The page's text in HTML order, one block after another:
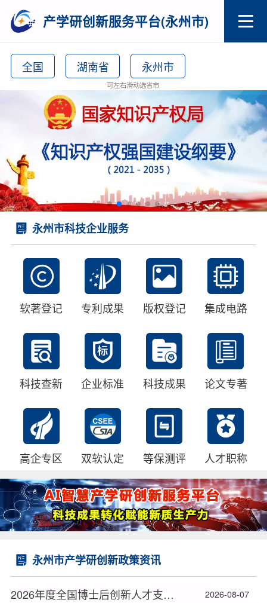
产学研创新服务平台(永州市)
全国 湖南省 永州市
可左右滑动选省市
永州市科技企业服务
软著登记 专利成果 版权登记 集成电路
科技查新 企业标准 科技成果 论文专著
高企专区 双软认定 等保测评 人才职称
永州市产学研创新政策资讯
2026年度全国博士后创新人才支持计划获选人员名单公布 2026-08-07